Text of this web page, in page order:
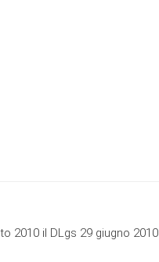
il DLgs 29 giugno